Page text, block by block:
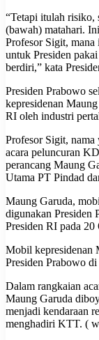
“Tetapi itulah risiko,
(bawah) matahari.
Profesor Sigit,
untuk Presiden
berdiri,” kata
Presiden Prabowo
kepresidenan
RI oleh industri
Profesor Sigit, nama
acara peluncuran
perancang Maung
Utama PT Pindad
Maung Garuda,
digunakan Presiden
Presiden RI pada 20
Mobil kepresidenan
Presiden Prabowo
Dalam rangkaian
Maung Garuda
menjadi kendaraan
menghadiri KTT. (